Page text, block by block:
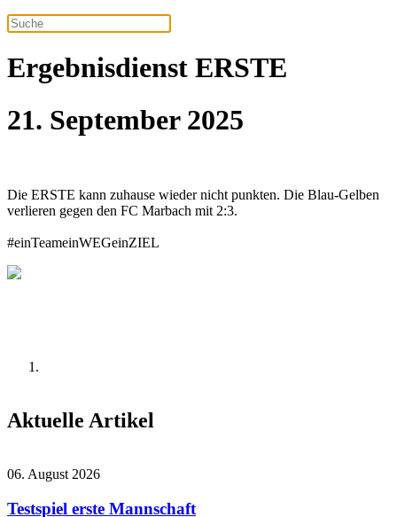
Ergebnisdienst ERSTE
21. September 2025
Die ERSTE kann zuhause wieder nicht punkten. Die Blau-Gelben
verlieren gegen den FC Marbach mit 2:3.
#einTeameinWEGeinZIEL
Aktuelle Artikel
06. August 2026
Testspiel erste Mannschaft